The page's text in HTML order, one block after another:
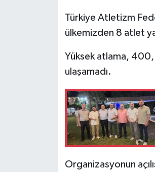
Türkiye Atletizm
ülkemizden 8 atlet
Yüksek atlama,
ulaşamadı.
Organizasyonun
MAGAZİN
ÖZEL HABER